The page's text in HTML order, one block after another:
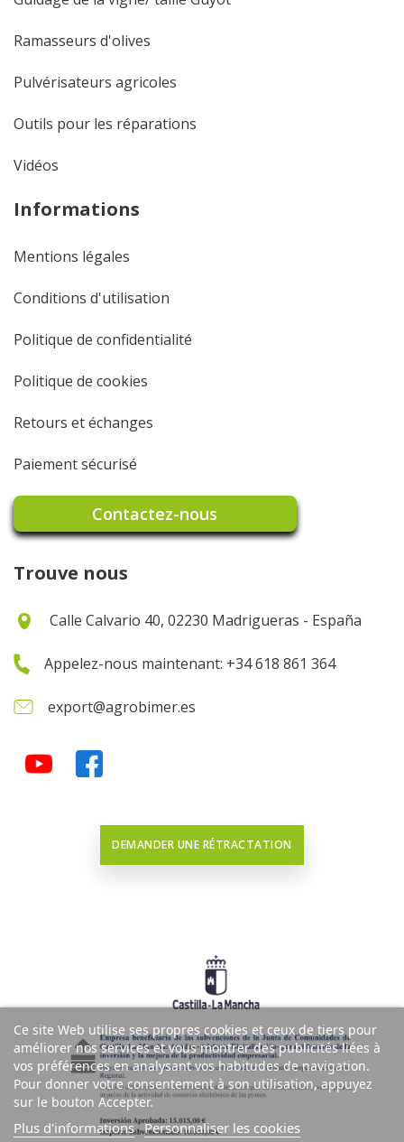
Ce site Web utilise ses propres cookies et ceux de tiers pour
améliorer nos services et vous montrer des publicités liées à
vos préférences en analysant vos habitudes de navigation.
Pour donner votre consentement à son utilisation, appuyez
sur le bouton Accepter.
Plus d'informations Personnaliser les cookies
Ramasseurs d'olives
Pulvérisateurs agricoles
Outils pour les réparations
Vidéos
Informations
Mentions légales
Conditions d'utilisation
Politique de confidentialité
Politique de cookies
Retours et échanges
Paiement sécurisé
Contactez-nous
Trouve nous
Calle Calvario 40, 02230 Madrigueras - España
Appelez-nous maintenant: +34 618 861 364
export@agrobimer.es
DEMANDER UNE RÉTRACTATION